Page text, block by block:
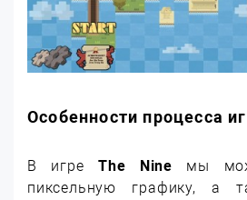
Особенности процесса
В игре The Nine мы
пиксельную графику, а